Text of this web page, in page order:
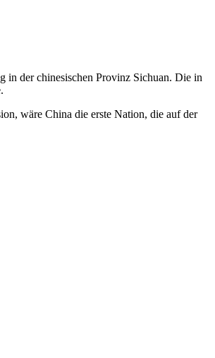
in der chinesischen Provinz Sichuan. Die in
wäre China die erste Nation, die auf der